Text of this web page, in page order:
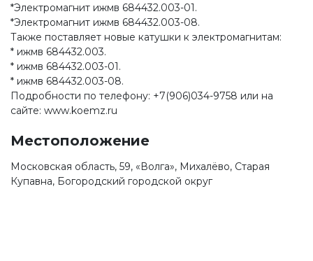
*Электромагнит ижмв 684432.003-01.
*Электромагнит ижмв 684432.003-08.
Также поставляет новые катушки к электромагнитам:
* ижмв 684432.003.
* ижмв 684432.003-01.
* ижмв 684432.003-08.
Подробности по телефону: +7(906)034-9758 или на
сайте: www.koemz.ru
Местоположение
Московская область, 59, «Волга», Михалёво, Старая
Купавна, Богородский городской округ